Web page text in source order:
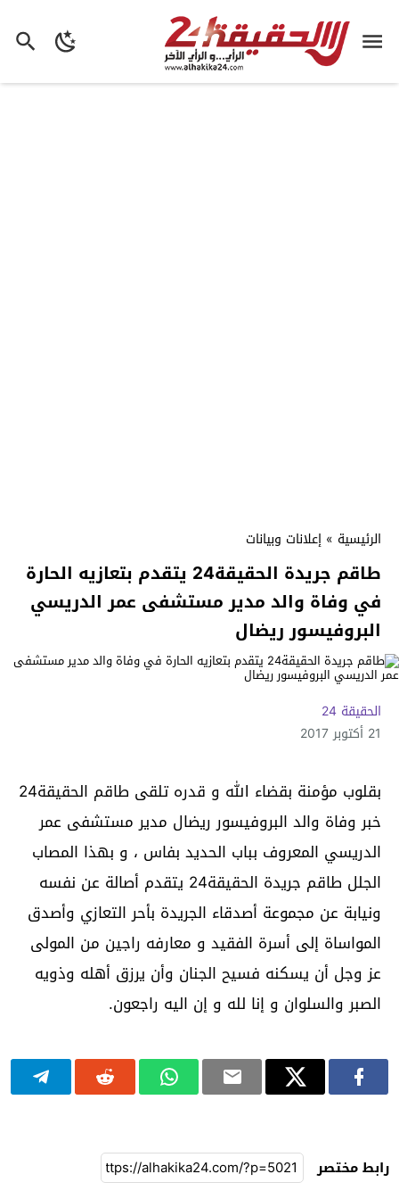
الرئيسية » إعلانات وبيانات
طاقم جريدة الحقيقة24 يتقدم بتعازيه الحارة
في وفاة والد مدير مستشفى عمر الدريسي
البروفيسور ريضال
الحقيقة 24
21 أكتوبر 2017
بقلوب مؤمنة بقضاء الله و قدره تلقى طاقم الحقيقة24
خبر وفاة والد البروفيسور ريضال مدير مستشفى عمر
الدريسي المعروف بباب الحديد بفاس ، و بهذا المصاب
الجلل طاقم جريدة الحقيقة24 يتقدم أصالة عن نفسه
ونيابة عن مجموعة أصدقاء الجريدة بأحر التعازي وأصدق
المواساة إلى أسرة الفقيد و معارفه راجين من المولى
عز وجل أن يسكنه فسيح الجنان وأن يرزق أهله وذويه
الصبر والسلوان و إنا لله و إن اليه راجعون.
رابط مختصر